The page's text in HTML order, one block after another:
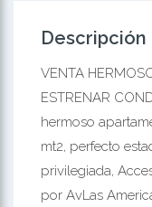
Descripción
VENTA
ESTRENAR
hermoso
mt2, perfecto
privilegiada,
por AvLas